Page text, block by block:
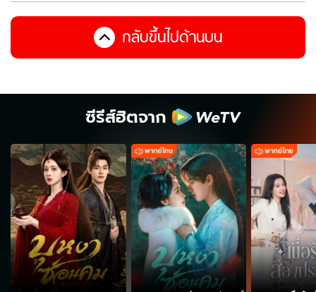
กลับขึ้นไปด้านบน
ซีรีส์ฮิตจาก